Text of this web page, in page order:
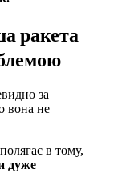
ракета
за
вона не
в тому,
дуже